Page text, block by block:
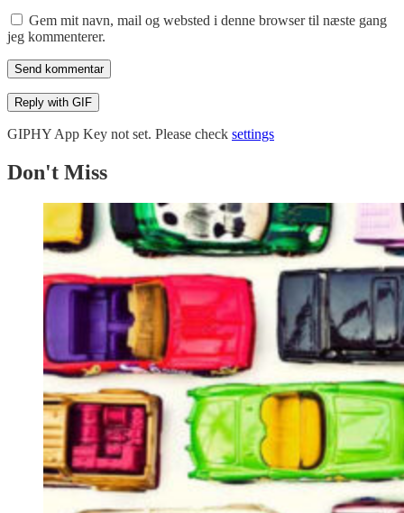
Gem mit navn, mail og websted i denne browser til næste gang
jeg kommenterer.
Send kommentar
Reply with GIF
GIPHY App Key not set. Please check settings
Don't Miss